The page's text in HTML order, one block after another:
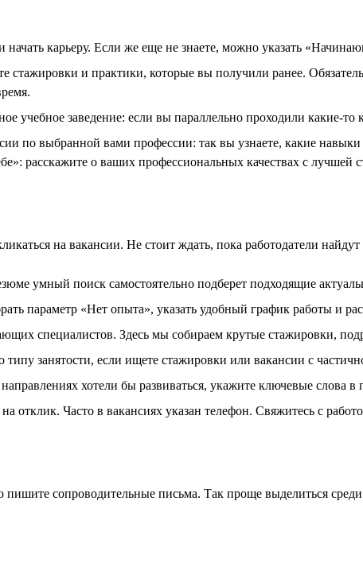
карьеру. Если же еще не знаете, можно указать
стажировки и практики, которые вы получили ранее.
учебное заведение: если вы параллельно проходили какие-
по выбранной вами профессии: так вы узнаете, какие
расскажите о ваших профессиональных качествах с лучшей
на вакансии. Не стоит ждать, пока работодатели найдут
умный поиск самостоятельно подберет подходящие
параметр «Нет опыта», указать удобный график работы и
специалистов. Здесь мы собираем крутые стажировки,
занятости, если ищете стажировки или вакансии с
хотели бы развиваться, укажите ключевые слова
отклик. Часто в вакансиях указан телефон. Свяжитесь с
сопроводительные письма. Так проще выделиться